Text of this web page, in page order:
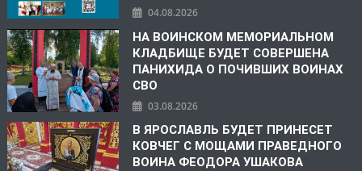
04.08.2026
НА ВОИНСКОМ МЕМОРИАЛЬНОМ
КЛАДБИЩЕ БУДЕТ СОВЕРШЕНА
ПАНИХИДА О ПОЧИВШИХ ВОИНАХ
СВО
03.08.2026
В ЯРОСЛАВЛЬ БУДЕТ ПРИНЕСЕТ
КОВЧЕГ С МОЩАМИ ПРАВЕДНОГО
ВОИНА ФЕОДОРА УШАКОВА